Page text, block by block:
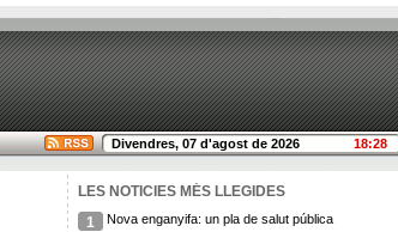
Divendres, 07 d'agost de 2026 18:28
LES NOTICIES MÉS LLEGIDES
1
Nova enganyifa: un pla de salut pública